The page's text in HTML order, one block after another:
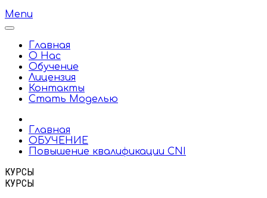
Menu
Главная
О Нас
Обучение
Лицензия
Контакты
Стать Моделью
Главная
ОБУЧЕНИЕ
Повышение квалификации CNI
КУРСЫ
КУРСЫ